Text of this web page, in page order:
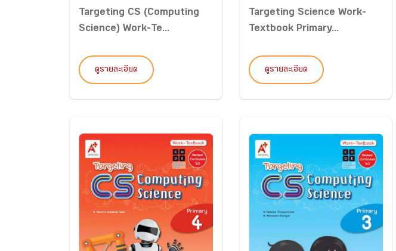
Targeting CS (Computing
Science) Work-Te...
ดูรายละเอียด
Targeting Science Work-
Textbook Primary...
ดูรายละเอียด